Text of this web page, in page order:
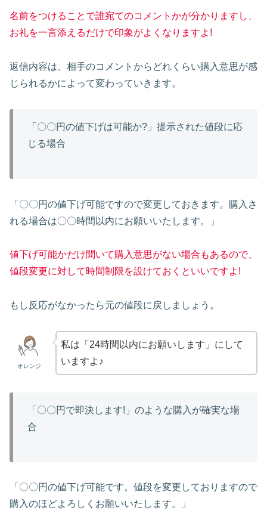
名前をつけることで誰宛てのコメントかが分かりますし、
お礼を一言添えるだけで印象がよくなりますよ!
返信内容は、相手のコメントからどれくらい購入意思が感
じられるかによって変わっていきます。
「〇〇円の値下げは可能か?」提示された値段に応
じる場合
「〇〇円の値下げ可能ですので変更しておきます。購入さ
れる場合は〇〇時間以内にお願いいたします。」
値下げ可能かだけ聞いて購入意思がない場合もあるので、
値段変更に対して時間制限を設けておくといいですよ!
もし反応がなかったら元の値段に戻しましょう。
オレンジ
私は「24時間以内にお願いします」にして
いますよ♪
「〇〇円で即決します!」のような購入が確実な場
合
「〇〇円の値下げ可能です。値段を変更しておりますので
購入のほどよろしくお願いいたします。」